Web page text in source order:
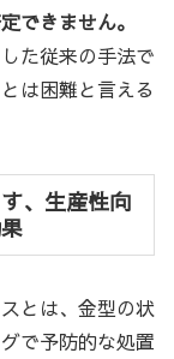
できません。
た従来の手法で
は困難と言える
、生産性向
とは、金型の状
で予防的な処置